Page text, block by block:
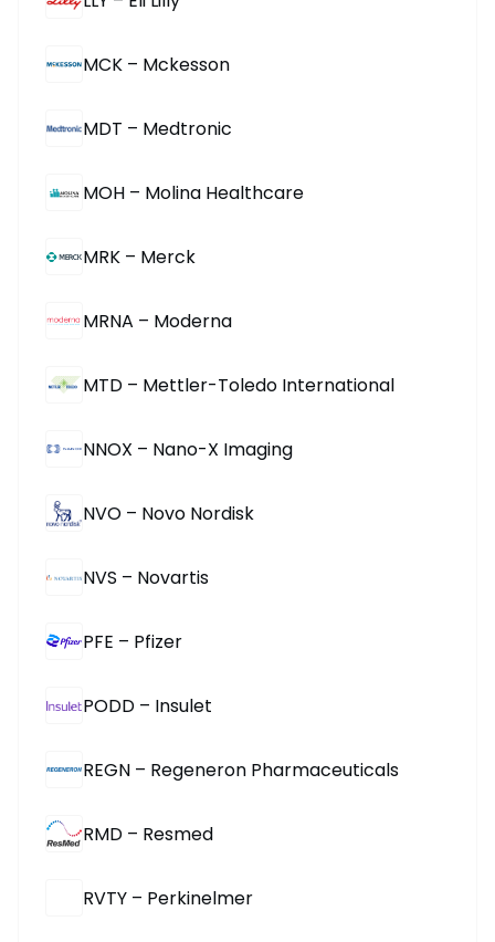
MCK – Mckesson
MDT – Medtronic
MOH – Molina Healthcare
MRK – Merck
MRNA – Moderna
MTD – Mettler-Toledo International
NNOX – Nano-X Imaging
NVO – Novo Nordisk
NVS – Novartis
PFE – Pfizer
PODD – Insulet
REGN – Regeneron Pharmaceuticals
RMD – Resmed
RVTY – Perkinelmer